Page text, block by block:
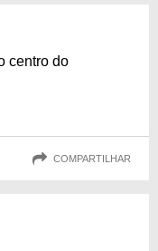
centro do
COMPARTILHAR